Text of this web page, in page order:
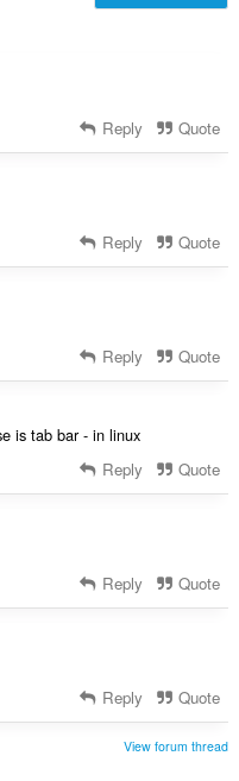
Reply Quote
Reply Quote
Reply Quote
is tab bar - in linux
Reply Quote
Reply Quote
Reply Quote
View forum thread